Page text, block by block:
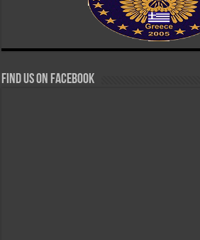
Find us on Facebook